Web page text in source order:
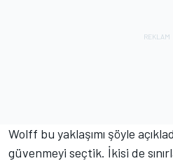
Wolff bu yaklaşımı şöyle
güvenmeyi seçtik. İkisi de